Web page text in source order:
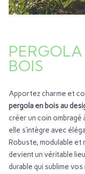
BOIS
Apportez charme et
pergola en bois au
créer un coin ombragé
elle s’intègre avec
Robuste, modulable et
devient un véritable
durable qui sublime